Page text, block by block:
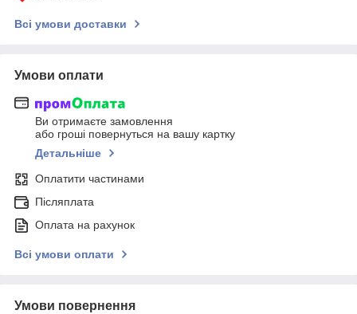
Всі умови доставки
Умови оплати
Ви отримаєте замовлення
або гроші повернуться на вашу картку
Детальніше
Оплатити частинами
Післяплата
Оплата на рахунок
Всі умови оплати
Умови повернення